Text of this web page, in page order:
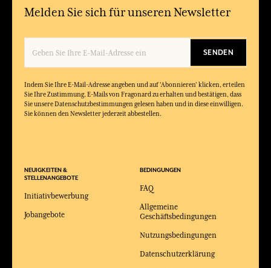
Melden Sie sich für unseren Newsletter
SENDEN
Indem Sie Ihre E-Mail-Adresse angeben und auf 'Abonnieren' klicken, erteilen
Sie Ihre Zustimmung, E-Mails von Fragonard zu erhalten und bestätigen, dass
Sie unsere Datenschutzbestimmungen gelesen haben und in diese einwilligen.
Sie können den Newsletter jederzeit abbestellen.
BEDINGUNGEN
FAQ
Allgemeine
Geschäftsbedingungen
Nutzungsbedingungen
Datenschutzerklärung
NEUIGKEITEN &
STELLENANGEBOTE
Initiativbewerbung
Jobangebote